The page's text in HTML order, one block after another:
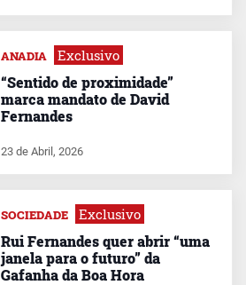
ANADIA Exclusivo
“Sentido de proximidade”
marca mandato de David
Fernandes
23 de Abril, 2026
SOCIEDADE Exclusivo
Rui Fernandes quer abrir “uma
janela para o futuro” da
Gafanha da Boa Hora